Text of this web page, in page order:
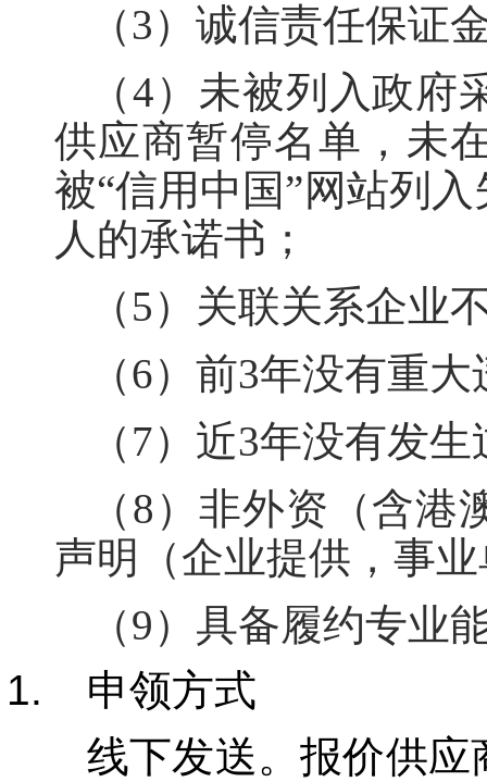
（3）诚信责任保证
（4） 未被列入政府
供应商暂停名单，未
被“信用中国”网站列
人的承诺书；
（5）关联关系企业
（6）前3年没有重
（7）近3年没有发
（8 ） 非外资（含港
声明（企业提供，事
（9）具备履约专业
申领方式
线下发送。报价供